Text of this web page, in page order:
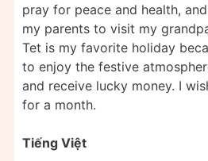
pray for peace and health,
my parents to visit my
Tet is my favorite holiday
to enjoy the festive
and receive lucky money. I
for a month.
Tiếng Việt